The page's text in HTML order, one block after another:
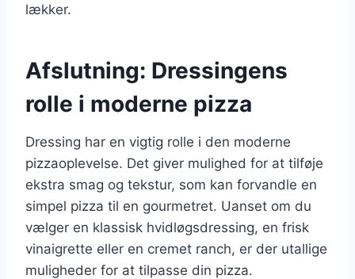
lækker.
Afslutning: Dressingens
rolle i moderne pizza
Dressing har en vigtig rolle i den moderne
pizzaoplevelse. Det giver mulighed for at tilføje
ekstra smag og tekstur, som kan forvandle en
simpel pizza til en gourmetret. Uanset om du
vælger en klassisk hvidløgsdressing, en frisk
vinaigrette eller en cremet ranch, er der utallige
muligheder for at tilpasse din pizza.